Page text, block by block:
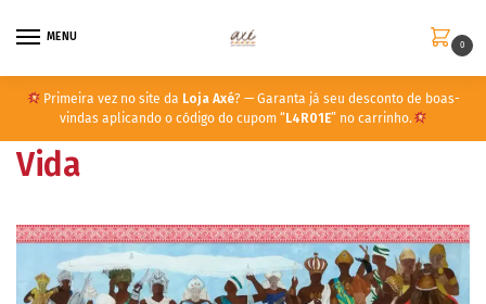
MENU
0
Primeira vez no site da Loja Axé? — Garanta já seu desconto de boas-
vindas aplicando o código do cupom “ L4R01E” no carrinho.
Vida